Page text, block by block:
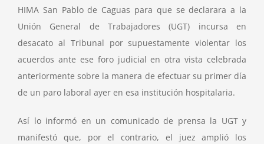
HIMA San Pablo de Caguas para que se declarara a la
Unión General de Trabajadores (UGT) incursa en
desacato al Tribunal por supuestamente violentar los
acuerdos ante ese foro judicial en otra vista celebrada
anteriormente sobre la manera de efectuar su primer día
de un paro laboral ayer en esa institución hospitalaria.
Así lo informó en un comunicado de prensa la UGT y
manifestó que, por el contrario, el juez amplió los